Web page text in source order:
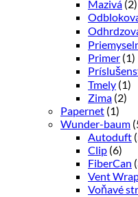
Mazivá (2)
Primer (1)
Tmely (1)
Zima (2)
Papernet (1)
Wunder-baum
Autoduft
Clip (6)
FiberCan
Vent
Voňavé